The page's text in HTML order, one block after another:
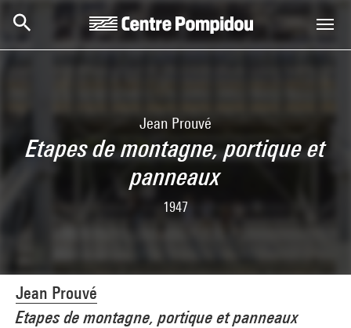
Jean Prouvé
Etapes de montagne, portique et
panneaux
1947
Jean Prouvé
Etapes de montagne, portique et panneaux